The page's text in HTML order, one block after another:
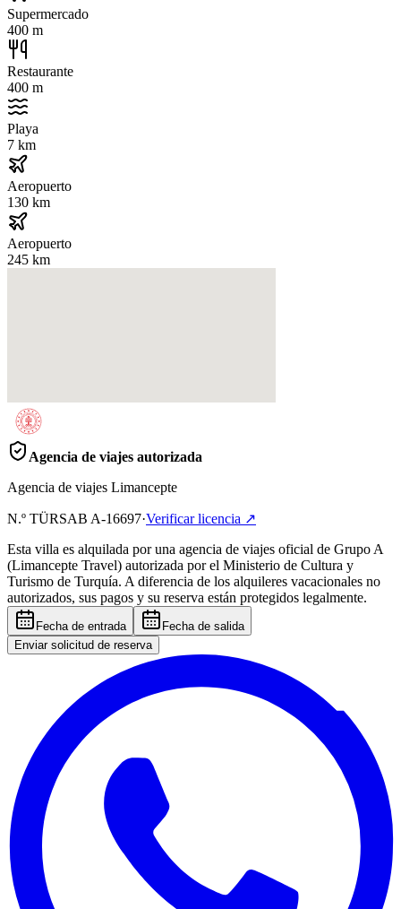
Supermercado
400 m
Restaurante
400 m
Playa
7 km
Aeropuerto
130 km
Aeropuerto
245 km
Agencia de viajes autorizada
Agencia de viajes Limancepte
N.º TÜRSAB A-16697·Verificar licencia ↗
Esta villa es alquilada por una agencia de viajes oficial de Grupo A
(Limancepte Travel) autorizada por el Ministerio de Cultura y
Turismo de Turquía. A diferencia de los alquileres vacacionales no
autorizados, sus pagos y su reserva están protegidos legalmente.
Fecha de entrada
Fecha de salida
Enviar solicitud de reserva